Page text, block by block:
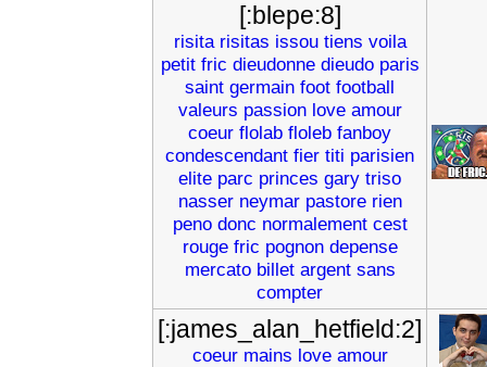
[:blepe:8]
risita risitas issou tiens voila
petit fric dieudonne dieudo paris
saint germain foot football
valeurs passion love amour
coeur flolab floleb fanboy
condescendant fier titi parisien
elite parc princes gary triso
nasser neymar pastore rien
peno donc normalement cest
rouge fric pognon depense
mercato billet argent sans
compter
[:james_alan_hetfield:2]
coeur mains love amour